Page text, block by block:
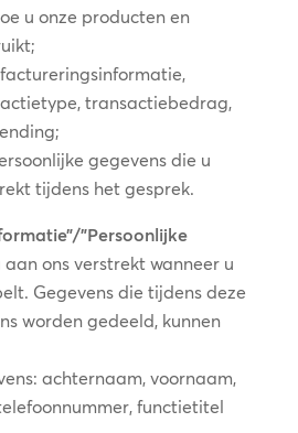
u onze producten en
transactiebedrag,
gegevens die u
tijdens het gesprek.
”Persoonlijke
ons verstrekt wanneer u
Gegevens die tijdens deze
worden gedeeld, kunnen
achternaam, voornaam,
functietitel